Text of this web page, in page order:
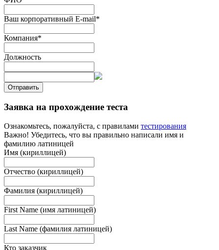
Ваш корпоративный E-mail*
Компания*
Должность
Отправить
Заявка на прохождение теста
Ознакомьтесь, пожалуйста, с правилами тестирования
Важно! Убедитесь, что вы правильно написали имя и
фамилию латиницей
Имя (кириллицей)
Отчество (кириллицей)
Фамилия (кириллицей)
First Name (имя латиницей)
Last Name (фамилия латиницей)
Кто заказчик